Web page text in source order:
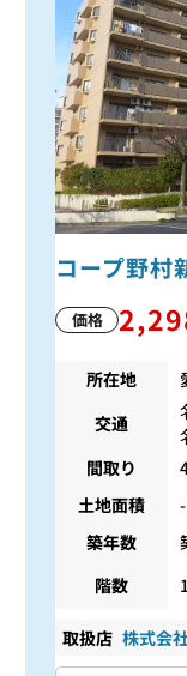
コープ野村
価格
所在地
交通
間取り
土地面積
-
築年数
階数
取扱店 株式会